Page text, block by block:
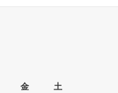
金 土